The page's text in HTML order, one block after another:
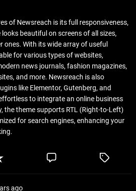
of Newsreach is its full responsiveness,
beautiful on screens of all sizes,
ones. With its wide array of useful
for various types of websites,
news journals, fashion magazines,
and more. Newsreach is also
like Elementor, Gutenberg, and
to integrate an online business
the theme supports RTL (Right-to-Left)
for search engines, enhancing your
C
T
ago